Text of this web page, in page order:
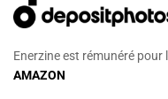
Enerzine est rémunéré
AMAZON